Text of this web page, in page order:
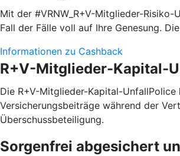
Mit der #VRNW_R+V-Mitglieder-
Fall der Fälle voll auf Ihre Genesung.
Informationen zu Cashback
R+V-Mitglieder-Kapital-
Die R+V-Mitglieder-Kapital-
Versicherungsbeiträge während der
Überschussbeteiligung.
Sorgenfrei abgesichert